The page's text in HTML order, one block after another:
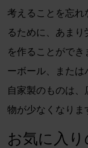
考えることを忘れ
るために、あま
を作ることがで
ーボール、または
自家製のものは
物が少なくなりま
お気に入